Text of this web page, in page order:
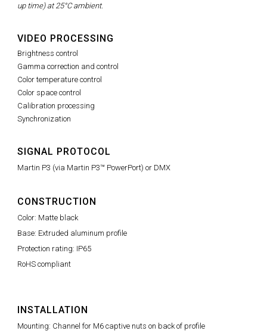
up time) at 25°C ambient.
VIDEO PROCESSING
Brightness control
Gamma correction and control
Color temperature control
Color space control
Calibration processing
Synchronization
SIGNAL PROTOCOL
Martin P3 (via Martin P3™ PowerPort) or DMX
CONSTRUCTION
Color: Matte black
Base: Extruded aluminum profile
Protection rating: IP65
RoHS compliant
INSTALLATION
Mounting: Channel for M6 captive nuts on back of profile